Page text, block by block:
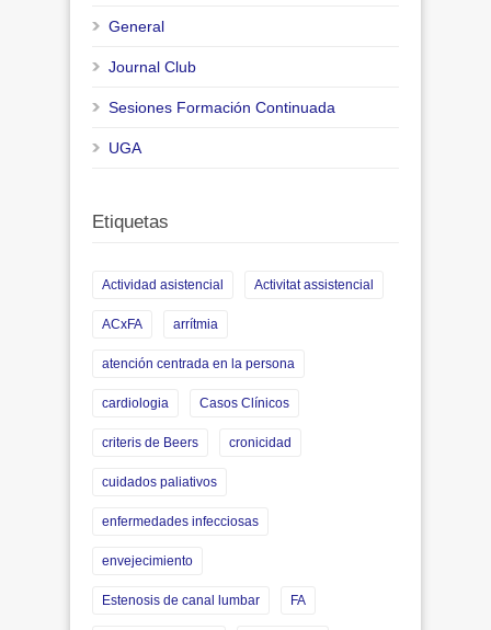
General
Journal Club
Sesiones Formación Continuada
UGA
Etiquetas
Actividad asistencial Activitat assistencial
ACxFA arrítmia
atención centrada en la persona
cardiologia Casos Clínicos
criteris de Beers cronicidad
cuidados paliativos
enfermedades infecciosas
envejecimiento
Estenosis de canal lumbar FA